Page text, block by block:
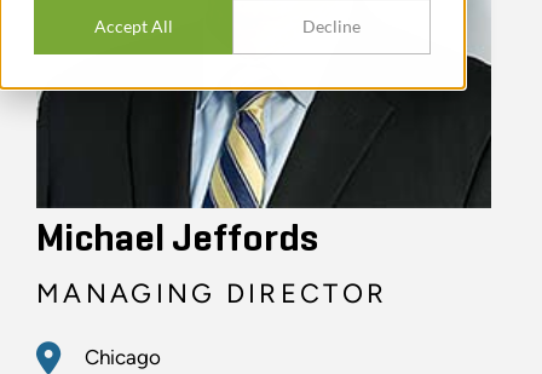
Accept All Decline
Michael Jeffords
MANAGING DIRECTOR
Chicago